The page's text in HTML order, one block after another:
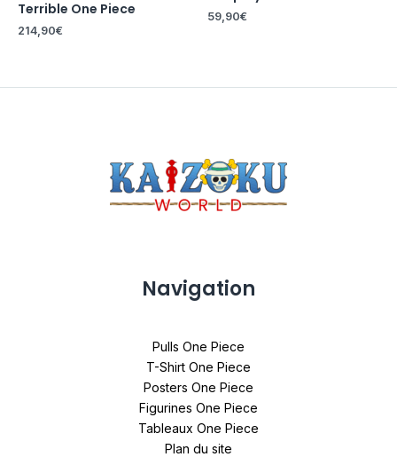
Terrible One Piece
214,90€
59,90€
Navigation
Pulls One Piece
T-Shirt One Piece
Posters One Piece
Figurines One Piece
Tableaux One Piece
Plan du site